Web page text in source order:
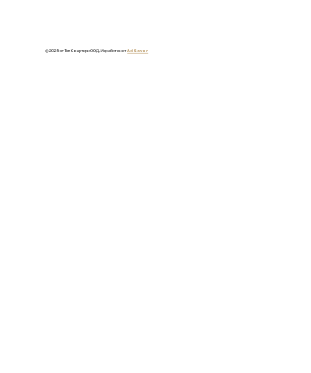
© 2025 от Топ Квартири ООД. Изработен отAd Saver